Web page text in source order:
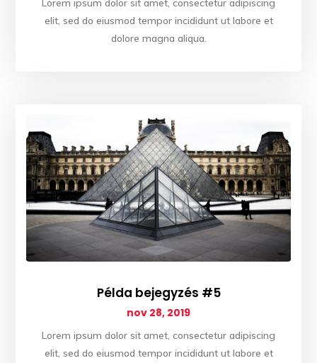
Lorem ipsum dolor sit amet, consectetur adipiscing
elit, sed do eiusmod tempor incididunt ut labore et
dolore magna aliqua.
Példa bejegyzés #5
nov 28, 2019
Lorem ipsum dolor sit amet, consectetur adipiscing
elit, sed do eiusmod tempor incididunt ut labore et